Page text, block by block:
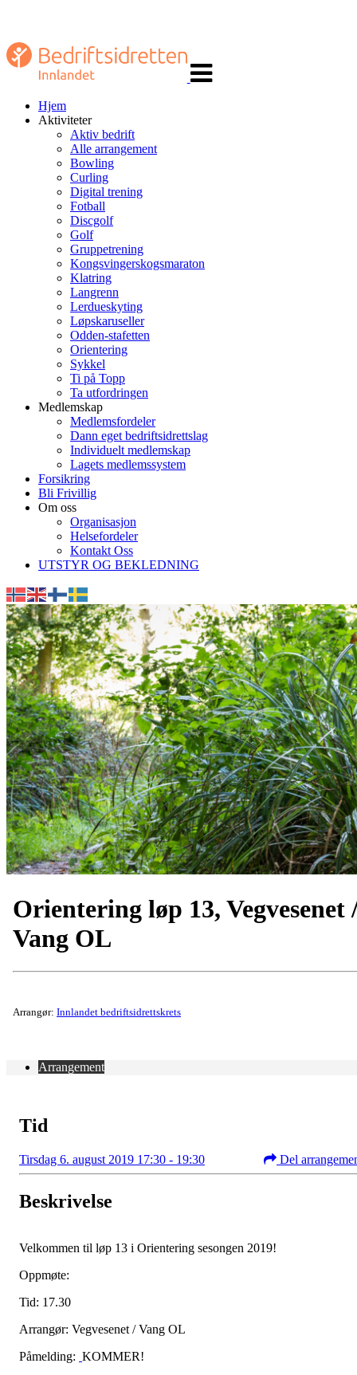
navigasjon
Hjem
Aktiviteter
Aktiv bedrift
Alle arrangement
Bowling
Curling
Digital trening
Fotball
Discgolf
Golf
Gruppetrening
Kongsvingerskogsmaraton
Klatring
Langrenn
Lerdueskyting
Løpskaruseller
Odden-stafetten
Orientering
Sykkel
Ti på Topp
Ta utfordringen
Medlemskap
Medlemsfordeler
Dann eget bedriftsidrettslag
Individuelt medlemskap
Lagets medlemssystem
Forsikring
Bli Frivillig
Om oss
Organisasjon
Helsefordeler
Kontakt Oss
UTSTYR OG BEKLEDNING
Orientering løp 13, Vegvesenet
Vang OL
Arrangør: Innlandet bedriftsidrettskrets
Arrangement
Tid
Tirsdag 6. august 2019 17:30 - 19:30 Del
Beskrivelse
Velkommen til løp 13 i Orientering sesongen 2019!
Oppmøte:
Tid: 17.30
Arrangør: Vegvesenet / Vang OL
Påmelding: KOMMER!